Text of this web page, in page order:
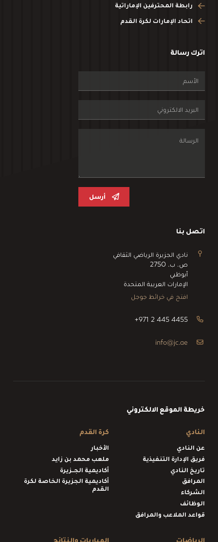
رابطة المحترفين الإماراتية
اتحاد الإمارات لكرة القدم
اترك رسالة
أرسل
اتصل بنا
نادي الجزيرة الرياضي الثقافي
ص. ب. 2750
أبوظبي
الإمارات العربية المتحدة
افتح في خرائط جوجل
+971 2 445 4455
info@jc.ae
خريطة الموقع الالكتروني
النادي
عن النادي
فريق الإدارة التنفيذية
تاريخ النادي
المرافق
الشركاء
الوظائف
قواعد الملاعب والمرافق
كرة القدم
الأخبار
ملعب محمد بن زايد
أكاديمية الجــزيرة
أكاديمية الجزيرة الخاصة لكرة
القدم
الرياضات المباريات والنتائج